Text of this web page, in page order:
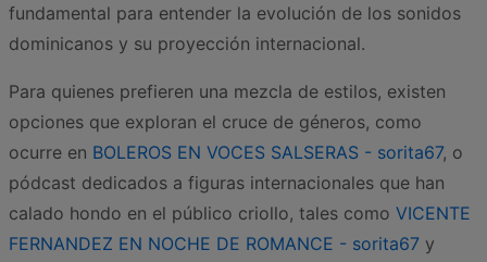
fundamental para entender la evolución de los sonidos
dominicanos y su proyección internacional.
Para quienes prefieren una mezcla de estilos, existen
opciones que exploran el cruce de géneros, como
ocurre en BOLEROS EN VOCES SALSERAS - sorita67, o
pódcast dedicados a figuras internacionales que han
calado hondo en el público criollo, tales como VICENTE
FERNANDEZ EN NOCHE DE ROMANCE - sorita67 y